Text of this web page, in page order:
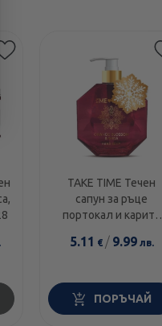
TAKE TIME Течен
сапун за ръце
портокал и карите
5.11 € / 9.99лв.
ПОРЪЧАЙ